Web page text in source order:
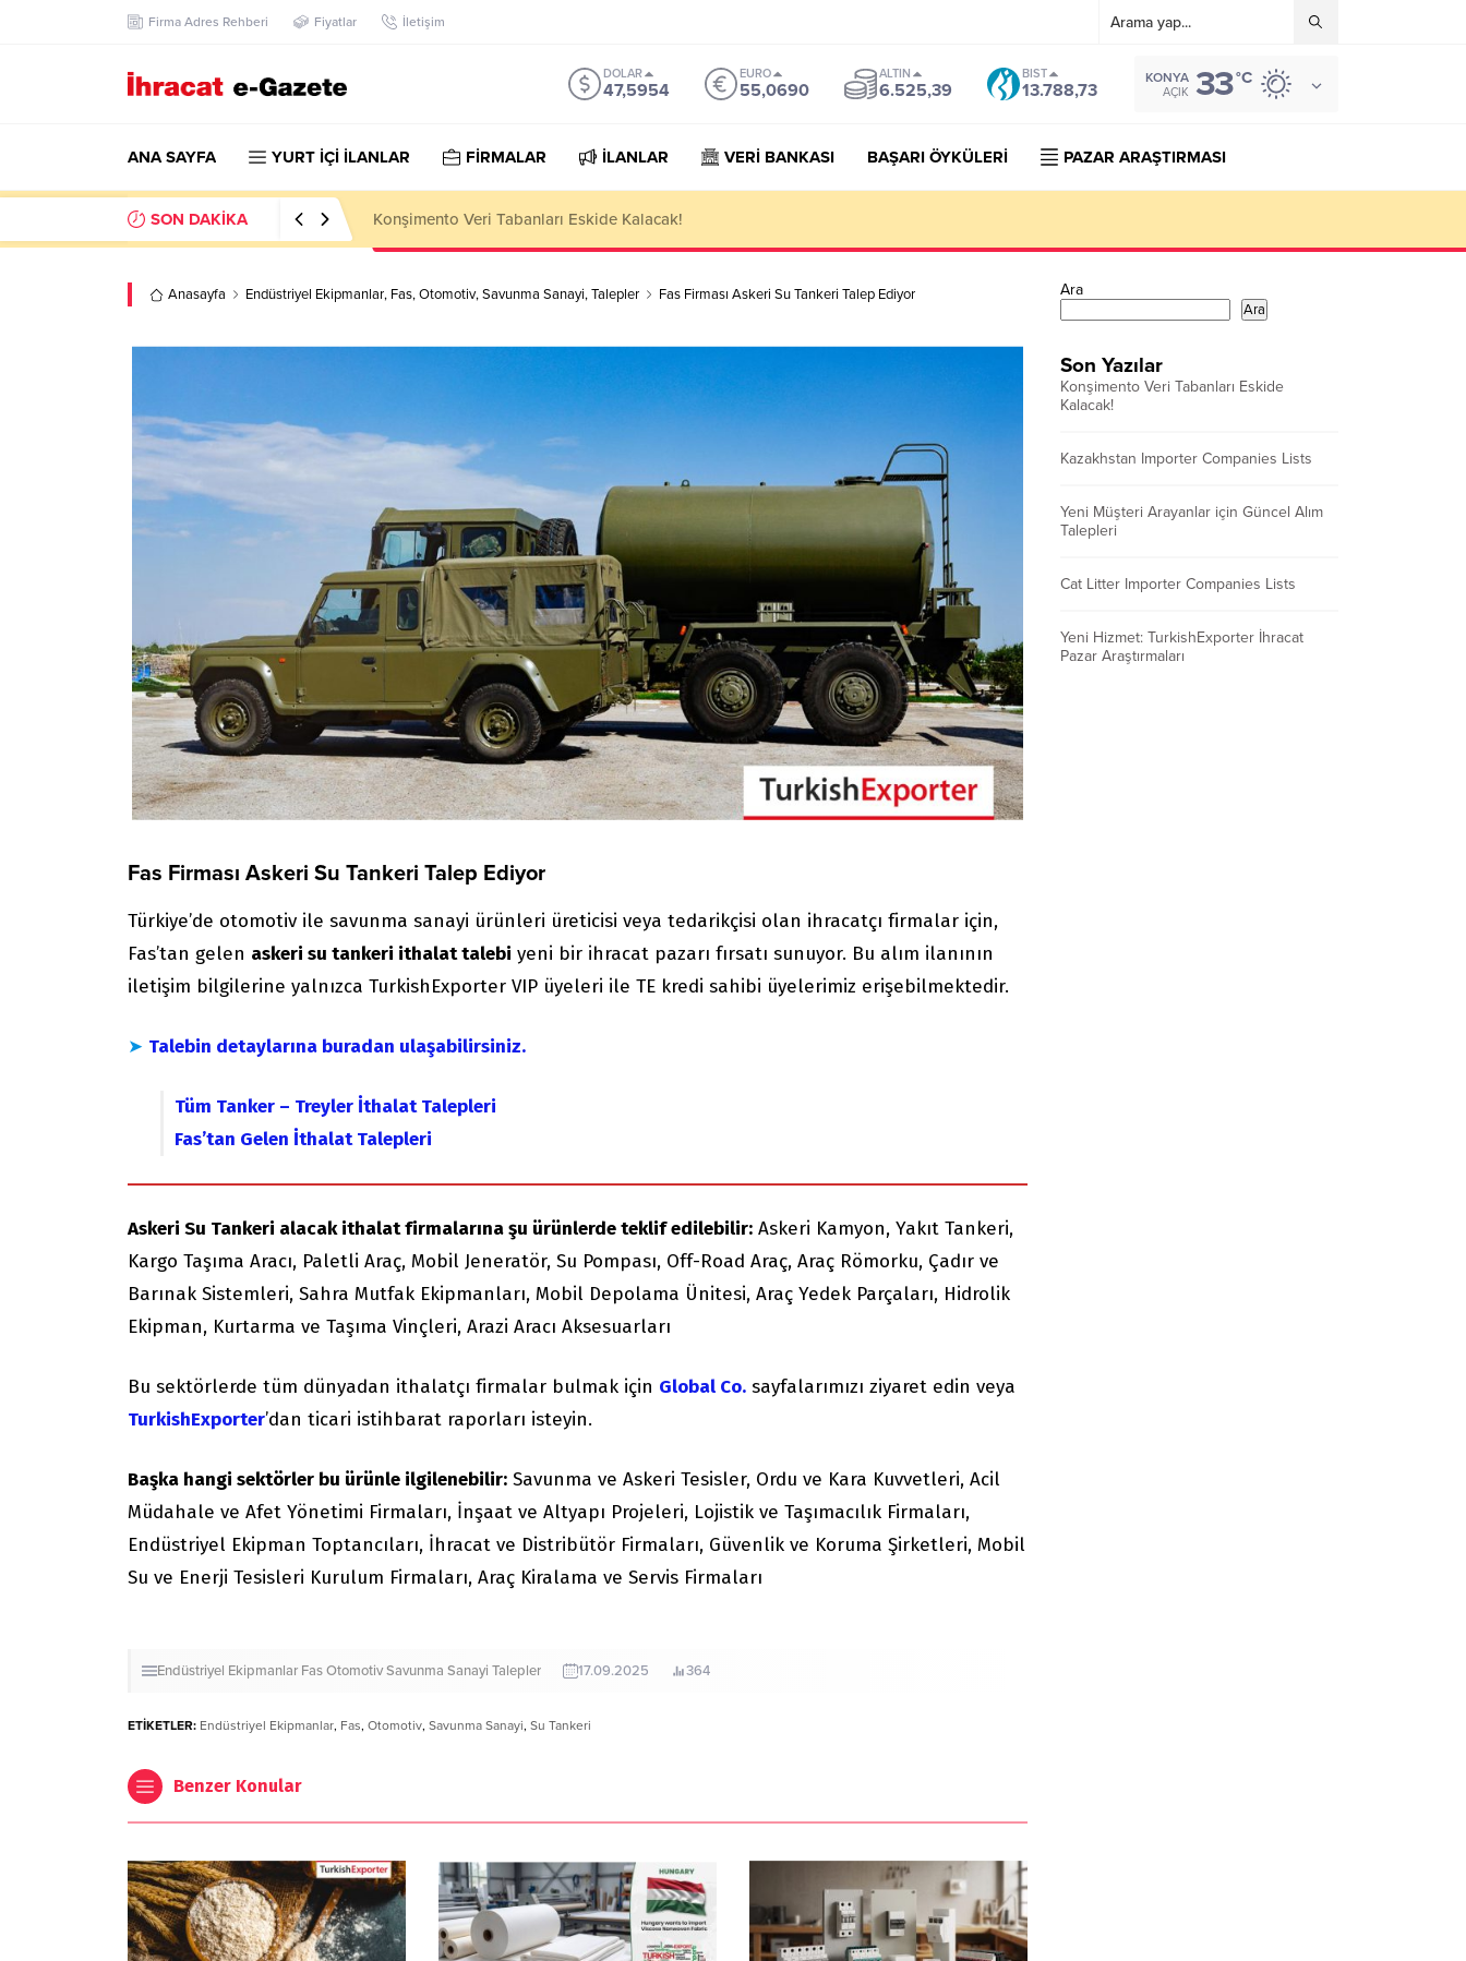
Firma Adres Rehberi Fiyatlar İletişim
DOLAR
47,5954
EURO
55,0690
ALTIN
6.525,39
BIST
13.788,73
KONYA
AÇIK 33°C
ANA SAYFA YURT İÇİ İLANLAR FİRMALAR İLANLAR VERİ BANKASI BAŞARI ÖYKÜLERİ PAZAR ARAŞTIRMASI
SON DAKİKA Kazakhstan Importer Companies Lists
Anasayfa Endüstriyel Ekipmanlar, Fas,Otomotiv,Savunma Sanayi,Talepler Fas Firması Askeri Su Tankeri Talep Ediyor
Fas Firması Askeri Su Tankeri Talep Ediyor
Türkiye’de otomotiv ile savunma sanayi ürünleri üreticisi veya tedarikçisi olan ihracatçı firmalar için,
Fas’tan gelen askeri su tankeri ithalat talebi yeni bir ihracat pazarı fırsatı sunuyor. Bu alım ilanının
iletişim bilgilerine yalnızca TurkishExporter VIP üyeleri ile TE kredi sahibi üyelerimiz erişebilmektedir.
➤ Talebin detaylarına buradan ulaşabilirsiniz.
Tüm Tanker – Treyler İthalat Talepleri
Fas’tan Gelen İthalat Talepleri
Askeri Su Tankeri alacak ithalat firmalarına şu ürünlerde teklif edilebilir: Askeri Kamyon, Yakıt Tankeri,
Kargo Taşıma Aracı, Paletli Araç, Mobil Jeneratör, Su Pompası, Off-Road Araç, Araç Römorku, Çadır ve
Barınak Sistemleri, Sahra Mutfak Ekipmanları, Mobil Depolama Ünitesi, Araç Yedek Parçaları, Hidrolik
Ekipman, Kurtarma ve Taşıma Vinçleri, Arazi Aracı Aksesuarları
Bu sektörlerde tüm dünyadan ithalatçı firmalar bulmak için Global Co. sayfalarımızı ziyaret edin veya
TurkishExporter’dan ticari istihbarat raporları isteyin.
Başka hangi sektörler bu ürünle ilgilenebilir: Savunma ve Askeri Tesisler, Ordu ve Kara Kuvvetleri, Acil
Müdahale ve Afet Yönetimi Firmaları, İnşaat ve Altyapı Projeleri, Lojistik ve Taşımacılık Firmaları,
Endüstriyel Ekipman Toptancıları, İhracat ve Distribütör Firmaları, Güvenlik ve Koruma Şirketleri, Mobil
Su ve Enerji Tesisleri Kurulum Firmaları, Araç Kiralama ve Servis Firmaları
Endüstriyel Ekipmanlar FasOtomotivSavunma Sanayi Talepler 17.09.2025 364
ETİKETLER: Endüstriyel Ekipmanlar, Fas, Otomotiv, Savunma Sanayi, Su Tankeri
Benzer Konular
Ara
Ara
Son Yazılar
Konşimento Veri Tabanları Eskide
Kalacak!
Kazakhstan Importer Companies Lists
Yeni Müşteri Arayanlar için Güncel Alım
Talepleri
Cat Litter Importer Companies Lists
Yeni Hizmet: TurkishExporter İhracat
Pazar Araştırmaları